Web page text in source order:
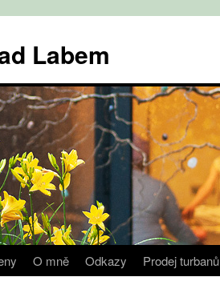
Labem
O mně Odkazy Prodej turbanů